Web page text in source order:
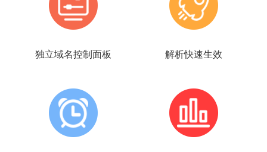
独立域名控制面板 解析快速生效